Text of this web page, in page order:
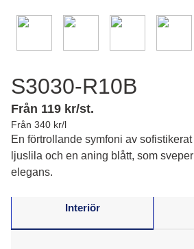
S3030-R10B
Från 119 kr/st.
Från 340 kr/l
En förtrollande symfoni av
ljuslila och en aning blått, som
elegans.
Interiör